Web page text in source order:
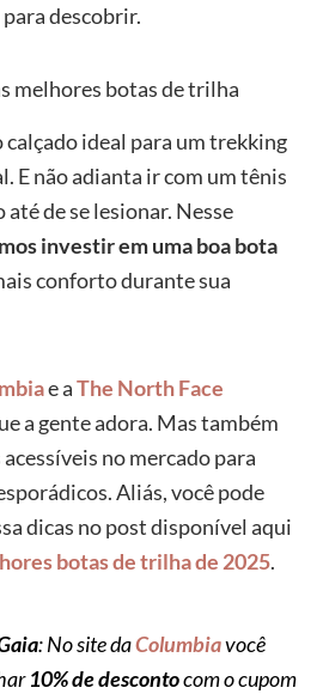
descobrir.
melhores botas de trilha
ideal para um trekking
E não adianta ir com um tênis
de se lesionar. Nesse
investir em uma boa bota
conforto durante sua
e aThe North Face
a gente adora. Mas também
no mercado para
Aliás, você pode
dicas no post disponível aqui
botas de trilha de 2025.
: No site daColumbiavocê
10% de descontocom o cupom